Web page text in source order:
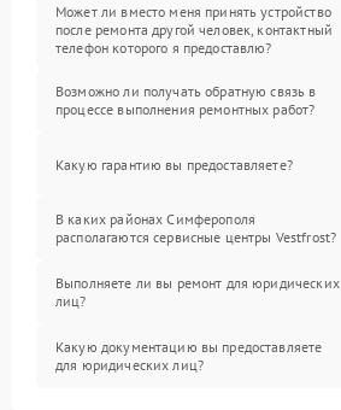
Может ли вместо меня принять устройство
после ремонта другой человек, контактный
телефон которого я предоставлю?
Возможно ли получать обратную связь в
процессе выполнения ремонтных работ?
Какую гарантию вы предоставляете?
В каких районах Симферополя
располагаются сервисные центры Vestfrost?
Выполняете ли вы ремонт для юридических
лиц?
Какую документацию вы предоставляете
для юридических лиц?